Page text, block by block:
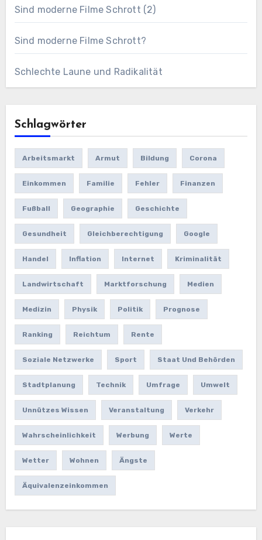
Sind moderne Filme Schrott (2)
Sind moderne Filme Schrott?
Schlechte Laune und Radikalität
Schlagwörter
Arbeitsmarkt Armut Bildung Corona
Einkommen Familie Fehler Finanzen
Fußball Geographie Geschichte
Gesundheit Gleichberechtigung Google
Handel Inflation Internet Kriminalität
Landwirtschaft Marktforschung Medien
Medizin Physik Politik Prognose
Ranking Reichtum Rente
Soziale Netzwerke Sport Staat Und Behörden
Stadtplanung Technik Umfrage Umwelt
Unnützes Wissen Veranstaltung Verkehr
Wahrscheinlichkeit Werbung Werte
Wetter Wohnen Ängste
Äquivalenzeinkommen